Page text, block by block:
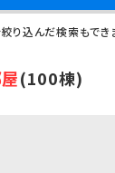
り込んだ検索もでき
(100棟)